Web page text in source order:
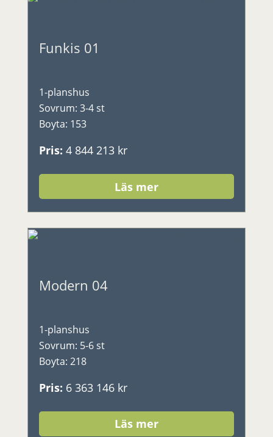
Funkis 01
1-planshus
Sovrum: 3-4 st
Boyta: 153
Pris: 4 844 213 kr
Läs mer
Modern 04
1-planshus
Sovrum: 5-6 st
Boyta: 218
Pris: 6 363 146 kr
Läs mer